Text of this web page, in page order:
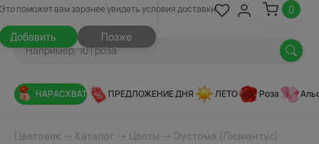
поможет вам заранее увидеть условия доставки
Добавить Позже
0
НАРАСХВАТ ПРЕДЛОЖЕНИЕ ДНЯ ЛЕТО Роза
Цветовик → Каталог → Цветы → Эустома (Лизиантус)